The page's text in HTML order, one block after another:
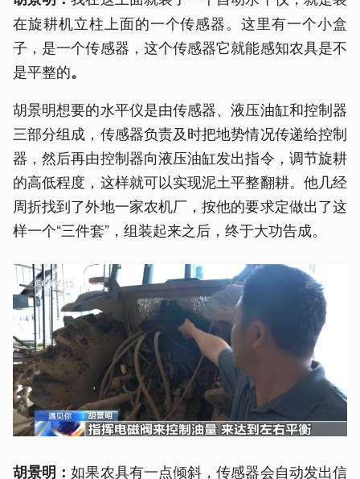
在旋耕机立柱上面的一个传感器。这里有一个小盒
子，是一个传感器，这个传感器它就能感知农具是不
是平整的。
胡景明想要的水平仪是由传感器、液压油缸和控制器
三部分组成，传感器负责及时把地势情况传递给控制
器，然后再由控制器向液压油缸发出指令，调节旋耕
的高低程度，这样就可以实现泥土平整翻耕。他几经
周折找到了外地一家农机厂，按他的要求定做出了这
样一个“三件套”，组装起来之后，终于大功告成。
胡景明：如果农具有一点倾斜，传感器会自动发出信